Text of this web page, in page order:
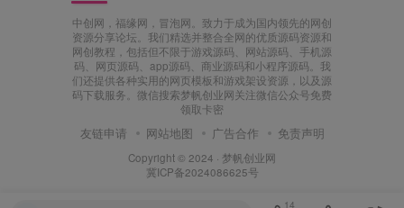
中创网，福缘网，冒泡网。致力于成为国内领先的网创
资源分享论坛。我们精选并整合全网的优质源码资源和
网创教程，包括但不限于游戏源码、网站源码、手机源
码、网页源码、app源码、商业源码和小程序源码。我
们还提供各种实用的网页模板和游戏架设资源，以及源
码下载服务。微信搜索梦帆创业网关注微信公众号免费
领取卡密
友链申请 网站地图 广告合作 免责声明
Copyright © 2024 · 梦帆创业网
冀ICP备2024086625号
14